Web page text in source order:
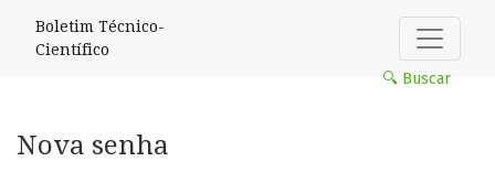
Boletim Técnico-
Científico
🔍 Buscar
Nova senha